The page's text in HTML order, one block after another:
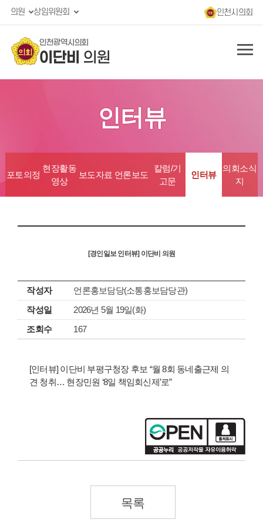
의원 상임위원회 인천시의회
인천광역시의회
이단비 의원
인터뷰
포토의정
현장활동
영상
보도자료 언론보도
칼럼/기
고문
인터뷰
의회소식
지
[경인일보 인터뷰] 이단비 의원
작성자
언론홍보담당(소통홍보담당관)
작성일
2026년 5월 19일(화)
조회수
167
[인터뷰] 이단비 부평구청장 후보 “월 8회 동네출근제 의
견 청취… 현장민원 ‘8일 책임회신제’로”
목록